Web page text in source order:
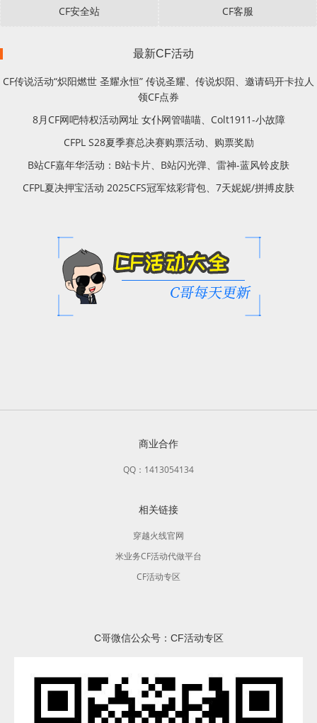
CF安全站 CF客服
最新CF活动
CF传说活动“炽阳燃世 圣耀永恒” 传说圣耀、传说炽阳、邀请码开卡拉人
领CF点券
8月CF网吧特权活动网址 女仆网管喵喵、Colt1911-小故障
CFPL S28夏季赛总决赛购票活动、购票奖励
B站CF嘉年华活动：B站卡片、B站闪光弹、雷神-蓝风铃皮肤
CFPL夏决押宝活动 2025CFS冠军炫彩背包、7天妮妮/拼搏皮肤
商业合作
QQ：1413054134
相关链接
穿越火线官网
米业务CF活动代做平台
CF活动专区
C哥微信公众号：CF活动专区